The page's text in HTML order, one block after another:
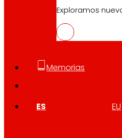
Exploramos
Memorias
ES EU